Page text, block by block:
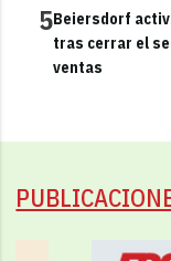
5Beiersdorf
tras cerrar el
ventas